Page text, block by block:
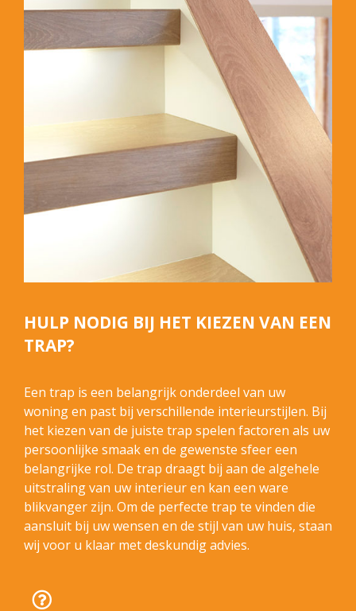
HULP NODIG BIJ HET KIEZEN VAN EEN
TRAP?
Een trap is een belangrijk onderdeel van uw
woning en past bij verschillende interieurstijlen. Bij
het kiezen van de juiste trap spelen factoren als uw
persoonlijke smaak en de gewenste sfeer een
belangrijke rol. De trap draagt bij aan de algehele
uitstraling van uw interieur en kan een ware
blikvanger zijn. Om de perfecte trap te vinden die
aansluit bij uw wensen en de stijl van uw huis, staan
wij voor u klaar met deskundig advies.